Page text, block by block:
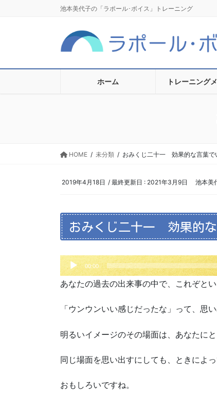
に
ョ
池本美代子の「ラポール･ボイス」トレーニング
ホーム トレーニング
HOME 未分類 おみくじ二十一 効果的な言葉で
2019年4月18日 / 最終更新日 : 2021年3月9日 池本美
おみくじ二十一 効果的
音
声
プ
ー
ー
00:00
あなたの過去の出来事の中で、これぞと
「ウンウンいい感じだったな」って、思
明るいイメージのその場面は、あなたに
同じ場面を思い出すにしても、ときによ
おもしろいですね。